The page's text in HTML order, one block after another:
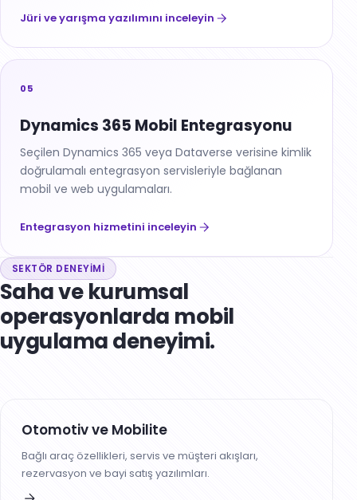
Jüri ve yarışma yazılımını inceleyin
05
Dynamics 365 Mobil Entegrasyonu
Seçilen Dynamics 365 veya Dataverse verisine kimlik
doğrulamalı entegrasyon servisleriyle bağlanan
mobil ve web uygulamaları.
Entegrasyon hizmetini inceleyin
SEKTÖR DENEYIMI
Saha ve kurumsal
operasyonlarda mobil
uygulama deneyimi.
Otomotiv ve Mobilite
Bağlı araç özellikleri, servis ve müşteri akışları,
rezervasyon ve bayi satış yazılımları.